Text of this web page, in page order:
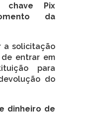
chave Pix
da
a solicitação
de entrar em
para
do
dinheiro de